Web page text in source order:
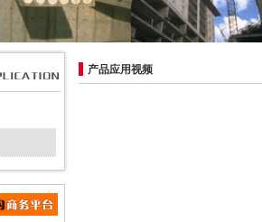
产品应用视频